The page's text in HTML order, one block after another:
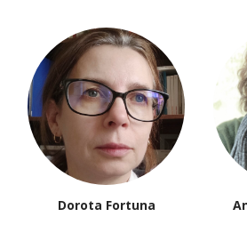
Dorota Fortuna